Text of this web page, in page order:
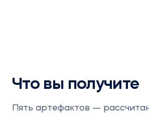
Что вы получите
Пять артефактов —